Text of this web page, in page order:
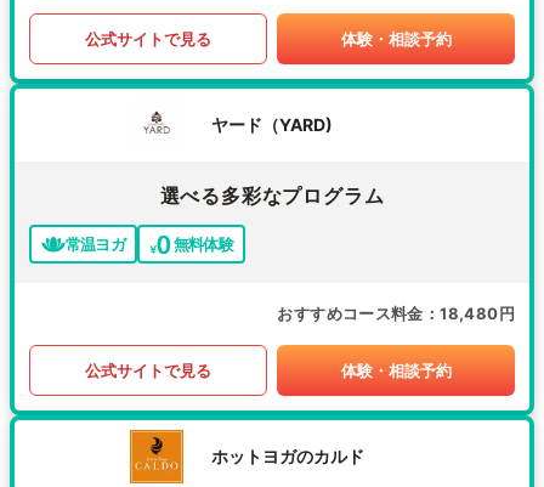
公式サイトで見る 体験・相談予約
ヤード（YARD)
選べる多彩なプログラム
常温ヨガ 無料体験
おすすめコース料金 18,480円
公式サイトで見る 体験・相談予約
ホットヨガのカルド